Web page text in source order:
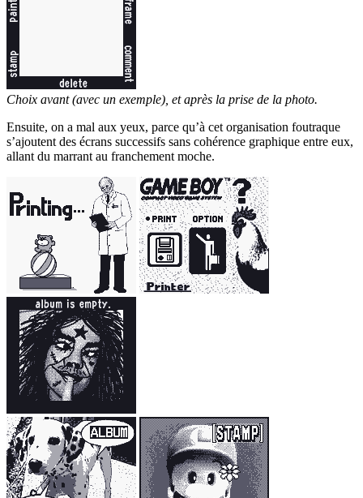
Choix avant (avec un exemple), et après la prise de la photo.
Ensuite, on a mal aux yeux, parce qu’à cet organisation foutraque
s’ajoutent des écrans successifs sans cohérence graphique entre eux,
allant du marrant au franchement moche.